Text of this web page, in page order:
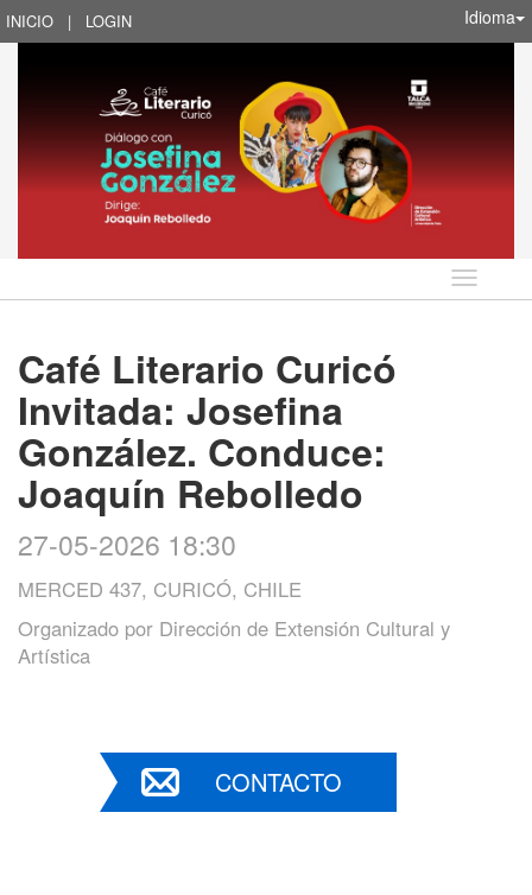
INICIO | LOGIN Idioma
Idioma
Café Literario Curicó
Invitada: Josefina
González. Conduce:
Joaquín Rebolledo
27-05-2026 18:30
MERCED 437, CURICÓ, CHILE
Organizado por Dirección de Extensión Cultural y
Artística
CONTACTO